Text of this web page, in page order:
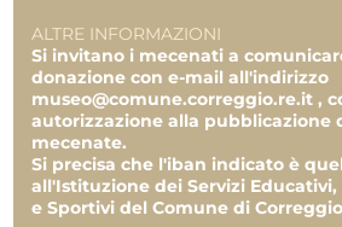
TOTALE
ALTRE INFORMAZIONI
Si invitano i mecenati a
donazione con e-mail all'indirizzo
museo@comune.correggio.re.it ,
autorizzazione alla pubblicazione
mecenate.
Si precisa che l'iban indicato è
all'Istituzione dei Servizi
e Sportivi del Comune di Correggio